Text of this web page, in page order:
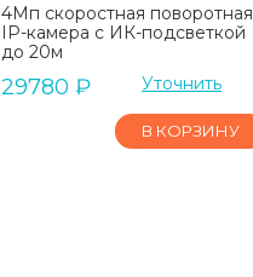
4Мп скоростная поворотная
IP-камера с ИК-подсветкой
до 20м
29780 ₽ Уточнить
В КОРЗИНУ